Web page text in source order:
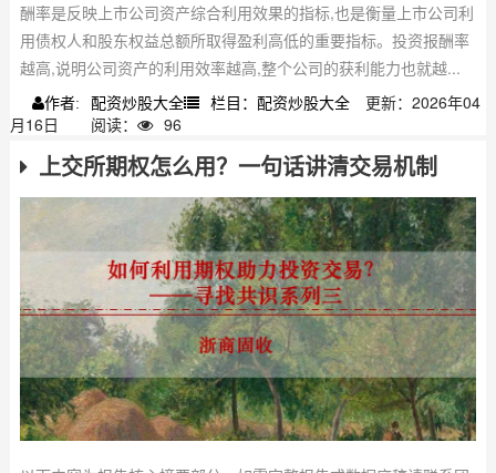
酬率是反映上市公司资产综合利用效果的指标,也是衡量上市公司利
用债权人和股东权益总额所取得盈利高低的重要指标。投资报酬率
越高,说明公司资产的利用效率越高,整个公司的获利能力也就越...
作者: 配资炒股大全 栏目：配资炒股大全
更新：2026年04
月16日
阅读： 96
上交所期权怎么用？一句话讲清交易机制